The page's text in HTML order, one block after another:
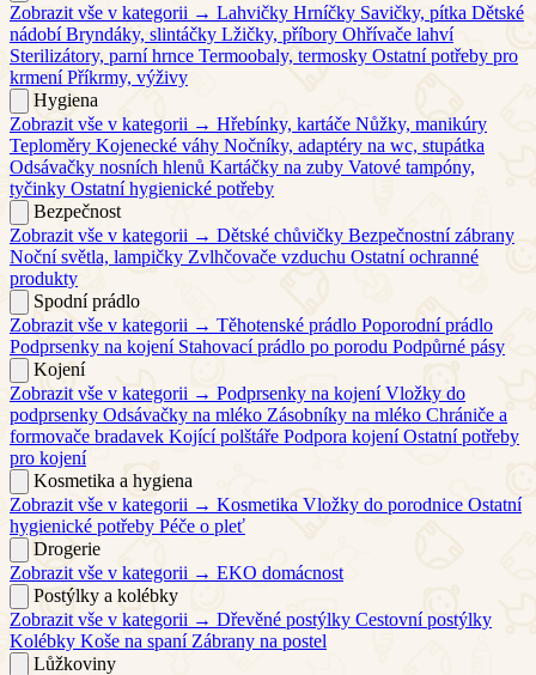
Zobrazit vše v kategorii → Lahvičky Hrníčky Savičky, pítka Dětské
nádobí Bryndáky, slintáčky Lžičky, příbory Ohřívače lahví
Sterilizátory, parní hrnce Termoobaly, termosky Ostatní potřeby pro
krmení Příkrmy, výživy
Hygiena
Zobrazit vše v kategorii → Hřebínky, kartáče Nůžky, manikúry
Teploměry Kojenecké váhy Nočníky, adaptéry na wc, stupátka
Odsávačky nosních hlenů Kartáčky na zuby Vatové tampóny,
tyčinky Ostatní hygienické potřeby
Bezpečnost
Zobrazit vše v kategorii → Dětské chůvičky Bezpečnostní zábrany
Noční světla, lampičky Zvlhčovače vzduchu Ostatní ochranné
produkty
Spodní prádlo
Zobrazit vše v kategorii → Těhotenské prádlo Poporodní prádlo
Podprsenky na kojení Stahovací prádlo po porodu Podpůrné pásy
Kojení
Zobrazit vše v kategorii → Podprsenky na kojení Vložky do
podprsenky Odsávačky na mléko Zásobníky na mléko Chrániče a
formovače bradavek Kojící polštáře Podpora kojení Ostatní potřeby
pro kojení
Kosmetika a hygiena
Zobrazit vše v kategorii → Kosmetika Vložky do porodnice Ostatní
hygienické potřeby Péče o pleť
Drogerie
Zobrazit vše v kategorii → EKO domácnost
Postýlky a kolébky
Zobrazit vše v kategorii → Dřevěné postýlky Cestovní postýlky
Kolébky Koše na spaní Zábrany na postel
Lůžkoviny